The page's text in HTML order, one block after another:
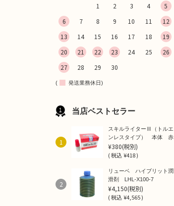
1 2 3 4
5
6
7 8 9 10 11
12
13
14 15 16 17 18
19
20
21 22 23 24 25
26
27
28 29 30
( 発送業務休日)
当店ベストセラー
1
スキルライターⅢ（トルエ
ンレスタイプ） 本体 赤
¥380(税別)
(税込¥418 )
2
リューベ ハイブリット潤
滑剤 LHL-X100-7
¥4,150(税別)
(税込¥4,565 )